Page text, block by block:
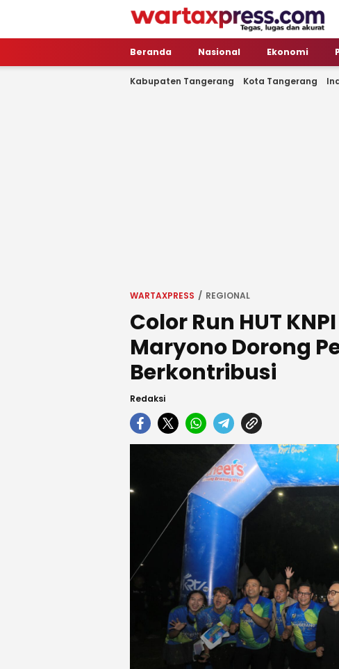
WartaXpress
Tegas, Lugas dan Akurat
Beranda Nasional Ekonomi
Kabupaten Tangerang Kota Tangerang
WARTAXPRESS REGIONAL
Color Run HUT
Maryono Dorong
Berkontribusi
Redaksi